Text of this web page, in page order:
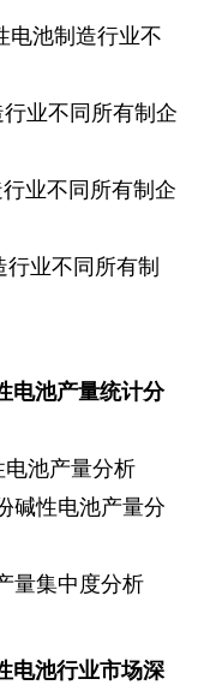
电池制造行业不
业不同所有制企
业不同所有制企
业不同所有制
电池产量统计分
池产量分析
碱性电池产量分
量集中度分析
电池行业市场深